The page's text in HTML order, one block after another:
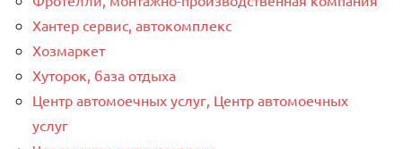
Хантер сервис, автокомплекс
Хозмаркет
Хуторок, база отдыха
Центр автомоечных услуг, Центр автомоечных
услуг